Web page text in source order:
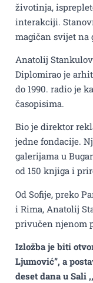
životinja,
interakciji.
magičan svijet na
Anatolij Stankulov
Diplomirao je
do 1990. radio je
časopisima.
Bio je direktor
jedne fondacije.
galerijama u
od 150 knjiga i
Od Sofije, preko
i Rima, Anatolij
privučen njenom
Izložba je biti
Ljumović”, a
deset dana u Sali